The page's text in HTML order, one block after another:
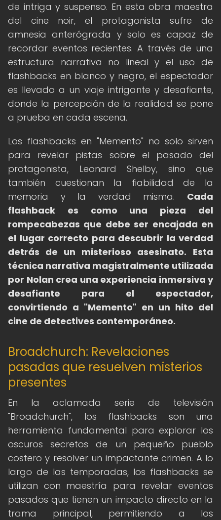
de intriga y suspenso. En esta obra maestra
del cine noir, el protagonista sufre de
amnesia anterógrada y solo es capaz de
recordar eventos recientes. A través de una
estructura narrativa no lineal y el uso de
flashbacks en blanco y negro, el espectador
es llevado a un viaje intrigante y desafiante,
donde la percepción de la realidad se pone
a prueba en cada escena.
Los flashbacks en "Memento" no solo sirven
para revelar pistas sobre el pasado del
protagonista, Leonard Shelby, sino que
también cuestionan la fiabilidad de la
memoria y la verdad misma. Cada
flashback es como una pieza del
rompecabezas que debe ser encajada en
el lugar correcto para descubrir la verdad
detrás de un misterioso asesinato. Esta
técnica narrativa magistralmente utilizada
por Nolan crea una experiencia inmersiva y
desafiante para el espectador,
convirtiendo a "Memento" en un hito del
cine de detectives contemporáneo.
Broadchurch: Revelaciones
pasadas que resuelven misterios
presentes
En la aclamada serie de televisión
"Broadchurch", los flashbacks son una
herramienta fundamental para explorar los
oscuros secretos de un pequeño pueblo
costero y resolver un impactante crimen. A lo
largo de las temporadas, los flashbacks se
utilizan con maestría para revelar eventos
pasados que tienen un impacto directo en la
trama principal, permitiendo a los